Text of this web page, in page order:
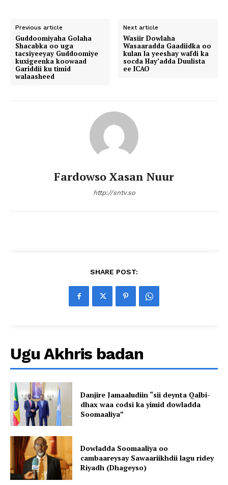
Previous article
Guddoomiyaha Golaha
Shacabka oo uga
tacsiyeeyay Guddoomiye
kuxigeenka koowaad
Gariddii ku timid
walaasheed
Next article
Wasiir Dowlaha
Wasaaradda Gaadiidka oo
kulan la yeeshay wafdi ka
socda Hay’adda Duulista
ee ICAO
Fardowso Xasan Nuur
http://sntv.so
SHARE POST:
Ugu Akhris badan
Danjire Jamaaludiin “sii deynta Qalbi-
dhax waa codsi ka yimid dowladda
Soomaaliya”
Dowladda Soomaaliya oo
cambaareysay Sawaariikhdii lagu ridey
Riyadh (Dhageyso)